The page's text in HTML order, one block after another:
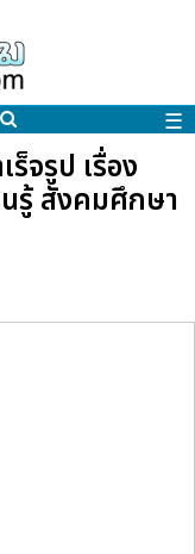
☰
จรูป เรื่อง
รู้ สังคมศึกษา